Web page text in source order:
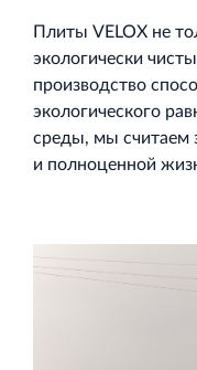
Плиты VELOX не
экологически
производство
экологического
среды, мы считаем
и полноценной